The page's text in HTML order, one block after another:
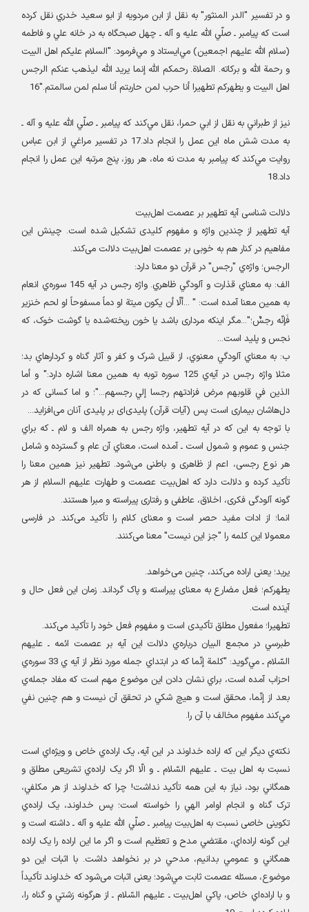
و در تفسير "الدر المنثور" به نقل از ابن مردويه از ابو سعيد خدري نقل کرده
است که پيامبر ـ صلّي الله عليه و آله ـ چهل صبحگاه به در خانه علي و فاطمه
سلام الله علیهم اجمعین) مي‌ایستاد و مي‌فرمود: "السلام عليکم اهل البيت
و رحمة اللّه و برکاته. الصلاة. رحمکم اللّه إنما يريد اللّه ليذهب عنکم الرجس
اهل البيت و يطهرکم تطهيرا أنا حرب لمن حاربتم أنا سلم لمن سالمتم."16
نیز از طبراني به نقل از ابي حمرا، نقل مي‌کند که پيامبر ـ صلّي الله عليه و آله ـ
به مدت شش ماه اين عمل را انجام داد.17 در تفسير مراغي از ابن عباس
روایت مي‌کند که پيامبر به مدت نه ماه، هر روز، پنج مرتبه اين عمل را انجام
داد.18
دلالت شناسی آیه تطهیر بر عصمت اهل‌بیت
آیه تطهیر از چندین واژه و مفهوم کلیدی تشکیل شده است. چینش این
مفاهیم در کنار هم به خوبی بر عصمت اهل‌بیت دلالت می‌کند.
الرجس؛ واژه‌ي "رجس" در قرآن دو معنا دارد:
الف:
به معناي قذارت و آلودگي ظاهري. واژه رجس در آيه 145 سوره‌ي انعام
به همین معنا آمده است: " ...ألّا أن يکون ميتة او دماً مسفوحاً‌ او لحم خنزير
فَإنّه رجسٌ؛"...مگر اینکه مرداری باشد یا خون ریخته‌شده یا گوشت خوک، که
نجس و پلید است...
ب: به معناي آلودگي معنوي، از قبیل شرک و کفر و آثار گناه و کردارهاي بد؛
مثلا واژه رجس در آيه‌ي 125 سوره توبه به همین معنا اشاره دارد:" و أما
الذين في قلوبهم مرض فزادتهم رجسا إلي رجسهم..."؛ و اما کسانی که در
دل‌هاشان بیماری است پس (آیات قرآن) پلیدی‌ای بر پلیدی آنان می‌افزاید...
با توجه به اين که در آیه تطهیر، واژه رجس به همراه الف و لام ـ که براي
جنس و عموم و شمول است ـ آمده است، معناي آن عام و گسترده و شامل
هر نوع رجسی، اعم از ظاهری و باطنی می‌شود. تطهير نیز همین معنا را
تأکید کرده و دلالت دارد که اهل‌بیت عصمت و طهارت علیهم السلام از هر
گونه آلودگی فکری، اخلاق، عاطفی و رفتاری پیراسته و مبرا هستند.
انما؛ از ادات مفید حصر است و معنای کلام را تأکید می‌کند. در فارسی
معمولا این کلمه را "جز این نیست" معنا می‌کنند.
یرید؛ یعنی اراده می‌کند، چنین می‌خواهد.
یطهرکم؛ فعل مضارع به معنای پیراسته و پاک گرداند. زمان این فعل حال و
آینده است.
تطهیرا؛ مفعول مطلق تأکیدی است و مفهوم فعل خود را تأکید می‌کند.
طبرسي در مجمع البيان درباره‌ي دلالت این آیه بر عصمت ائمه ـ عليهم
السّلام ـ مي‌گوید: "کلمة إنّما که در ابتداي جمله مورد نظر از آيه ي 33 سوره‌ي
احزاب آمده است، براي نشان دادن اين موضوع مهم است که مفاد جمله‌ي
بعد از إنّما، محقق است و هيچ شکي در تحقق آن نيست و هم چنين نفي
مي‌کند مفهوم مخالف با آن را
نکته‌‌ي ديگر اين که اراده خداوند در این آیه، يک اراده‌ي خاص و ويژه‌اي است
نسبت به اهل بيت ـ عليهم السّلام ـ و الّا اگر يک اراده‌ي تشریعی مطلق و
همگاني بود، نياز به اين همه تأکيد نداشت! چرا که خداوند از هر مکلفي،
ترک گناه و انجام اوامر الهي را خواسته است؛ پس خداوند، يک اراده‌ي
تکوینی خاصی نسبت به اهل‌بيت پيامبر ـ صلّي الله عليه و آله ـ داشته است و
اين گونه اراده‌اي، مقتضي مدح و تعظيم است و اگر ما اين اراده را يک اراده
همگاني و عمومي بدانيم، مدحي در بر نخواهد داشت. با اثبات اين دو
موضوع، مسئله عصمت ثابت مي‌شود؛ یعنی اثبات می‌شود که خداوند تأکيداً
و با اراده‌اي خاص، پاکي اهل‌بيت ـ عليهم السّلام ـ از هرگونه زشتي و گناه را،